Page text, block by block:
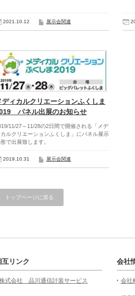
2021.10.12 展示会関連
ディカルクリエーションふくしま
パネル出展のお知らせ
11/27～11/28の2日間で開催される「メデ
カルクリエーションふくしま」にパネル展示
で出展致します。
2019.10.31 展示会関連
トップページに戻る
互リンク
式会社 品川通信計装サービス
会社
会社